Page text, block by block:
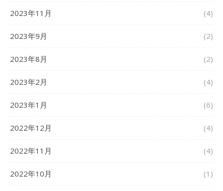
2023年11月 (4)
2023年9月 (2)
2023年8月 (2)
2023年2月 (4)
2023年1月 (6)
2022年12月 (4)
2022年11月 (4)
2022年10月 (1)